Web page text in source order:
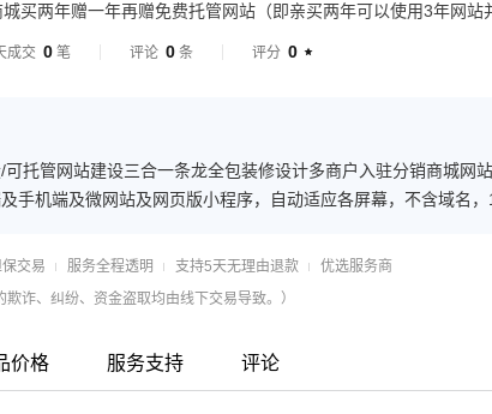
城买两年赠一年再赠免费托管网站（即亲买两年可以使用3年网站
成交 0 笔 评论 0 条 评分 0 
管网站建设三合一条龙全包装修设计多商户入驻分销商城网站建设服装
手机端及微网站及网页版小程序，自动适应各屏幕，不含域名
，拍下付款提交即可，剩下交给我们），不含域名100元/年。 3、网站商城买三年赠三年再赠
交易 服务全程透明 支持5天无理由退款
优选服务商
欺诈、纠纷、资金盗取均由线下交易导致。）
价格 服务支持 评论